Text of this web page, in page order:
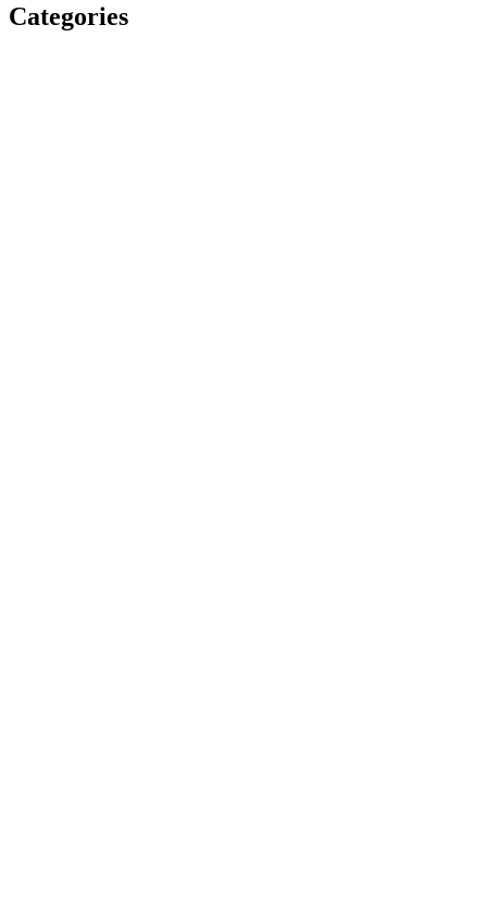
Categories